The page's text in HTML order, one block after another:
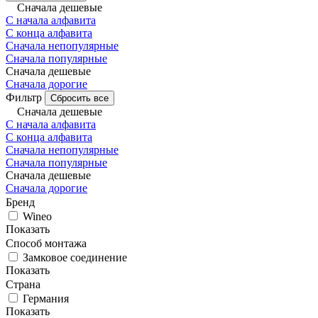
Сначала дешевые
С начала алфавита
С конца алфавита
Сначала непопулярные
Сначала популярные
Сначала дешевые
Сначала дорогие
Фильтр
Сбросить все
Сначала дешевые
С начала алфавита
С конца алфавита
Сначала непопулярные
Сначала популярные
Сначала дешевые
Сначала дорогие
Бренд
Wineo
Показать
Способ монтажа
Замковое соединение
Показать
Страна
Германия
Показать